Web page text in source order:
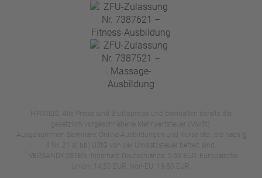
HINWEIS: Alle Preise sind Bruttopreise und beinhalten bereits die
gesetzlich vorgeschriebene Mehrwertsteuer (MwSt).
Ausgenommen Seminare, Online-Ausbildungen und Kurse etc., die nach §
4 Nr. 21 a) bb) UStG von der Umsatzsteuer befreit sind.
VERSANDKOSTEN: Innerhalb Deutschlands: 5,50 EUR, Europäische
Union: 14,50 EUR, Non-EU: 19,50 EUR.